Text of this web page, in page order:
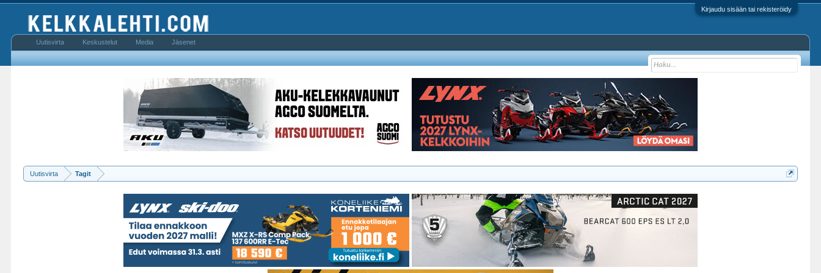
Kirjaudu sisään tai rekisteröidy
Uutisvirta Tagit
Uutisvirta Keskustelut Media Jäsenet